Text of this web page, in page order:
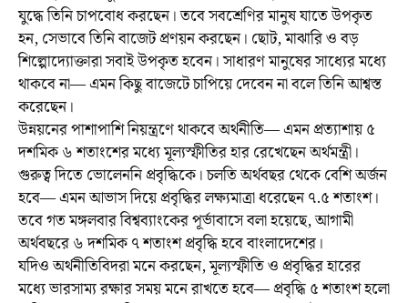
যুদ্ধে তিনি চাপবোধ করছেন। তবে সবশ্রেণির মানুষ যাতে উপকৃত
হন, সেভাবে তিনি বাজেট প্রণয়ন করছেন। ছোট, মাঝারি ও বড়
শিল্পোদ্যোক্তারা সবাই উপকৃত হবেন। সাধারণ মানুষের সাধ্যের মধ্যে
থাকবে না— এমন কিছু বাজেটে চাপিয়ে দেবেন না বলে তিনি আশ্বস্ত
করেছেন।
উন্নয়নের পাশাপাশি নিয়ন্ত্রণে থাকবে অর্থনীতি— এমন প্রত্যাশায় ৫
দশমিক ৬ শতাংশের মধ্যে মূল্যস্ফীতির হার রেখেছেন অর্থমন্ত্রী।
গুরুত্ব দিতে ভোলেননি প্রবৃদ্ধিকে। চলতি অর্থবছর থেকে বেশি অর্জন
হবে— এমন আভাস দিয়ে প্রবৃদ্ধির লক্ষ্যমাত্রা ধরেছেন ৭.৫ শতাংশ।
তবে গত মঙ্গলবার বিশ্বব্যাংকের পূর্ভাবাসে বলা হয়েছে, আগামী
অর্থবছরে ৬ দশমিক ৭ শতাংশ প্রবৃদ্ধি হবে বাংলাদেশের।
যদিও অর্থনীতিবিদরা মনে করছেন, মূল্যস্ফীতি ও প্রবৃদ্ধির হারের
মধ্যে ভারসাম্য রক্ষার সময় মনে রাখতে হবে— প্রবৃদ্ধি ৫ শতাংশ হলো